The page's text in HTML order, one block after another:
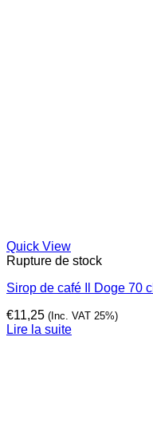
Quick View
Rupture de stock
Sirop de café Il Doge 70 cl
€11,25 (Inc. VAT 25%)
Lire la suite